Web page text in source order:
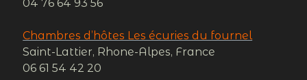
04 76 64 93 56
Chambres d’hôtes Les écuries du fournel
Saint-Lattier, Rhone-Alpes, France
06 61 54 42 20